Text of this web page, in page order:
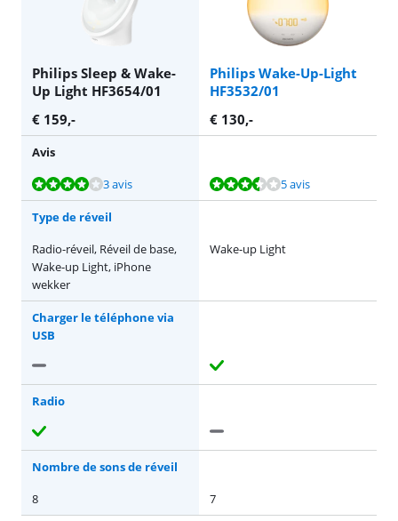
Philips Sleep & Wake-
Up Light HF3654/01
Philips Wake-Up-Light
HF3532/01
€ 159,- € 130,-
Avis
La note est de 7,9 sur 10, basée sur 3 avis.
3 avis
La note est de 6,9 sur 10, basée sur 5 avis. 5 avis
Type de réveil
Radio-réveil, Réveil de base,
Wake-up Light, iPhone
wekker
Wake-up Light
Charger le téléphone via
USB
Radio
Nombre de sons de réveil
8
7